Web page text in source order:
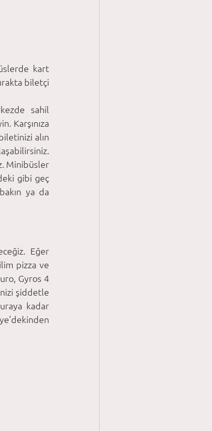
kart
biletçi
sahil
Karşınıza
alın
Minibüsler
gibi geç
ya da
Eğer
pizza ve
Gyros 4
şiddetle
kadar